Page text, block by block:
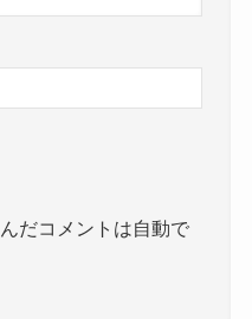
だコメントは自動で